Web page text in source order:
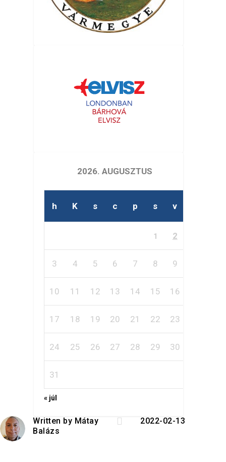
2026. AUGUSZTUS
h K s c p s v
1 2
3 4 5 6 7 8 9
10 11 12 13 14 15 16
17 18 19 20 21 22 23
24 25 26 27 28 29 30
31
« júl
Written by Mátay
Balázs
 2022-02-13